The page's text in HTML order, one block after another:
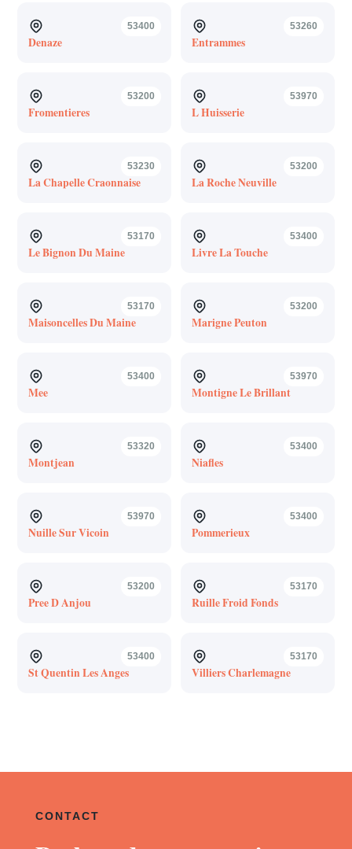
53400
Denaze
53260
Entrammes
53200
Fromentieres
53970
L Huisserie
53230
La Chapelle Craonnaise
53200
La Roche Neuville
53170
Le Bignon Du Maine
53400
Livre La Touche
53170
Maisoncelles Du Maine
53200
Marigne Peuton
53400
Mee
53970
Montigne Le Brillant
53320
Montjean
53400
Niafles
53970
Nuille Sur Vicoin
53400
Pommerieux
53200
Pree D Anjou
53170
Ruille Froid Fonds
53400
St Quentin Les Anges
53170
Villiers Charlemagne
CONTACT